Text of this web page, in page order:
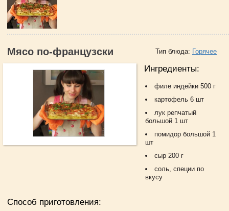
Тип блюда: Горячее
Мясо по-французски
Ингредиенты:
филе индейки 500 г
картофель 6 шт
лук репчатый
большой 1 шт
помидор большой 1
шт
сыр 200 г
соль, специи по
вкусу
Способ приготовления: